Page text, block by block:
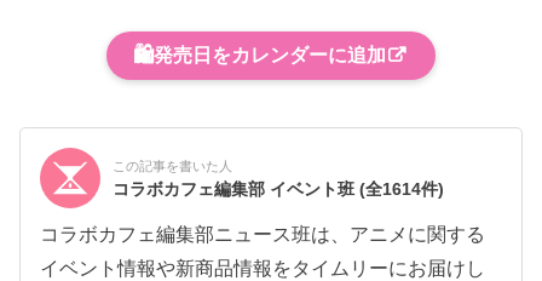
🛍️発売日をカレンダーに追加
この記事を書いた人
コラボカフェ編集部 イベント班(全1614件)
コラボカフェ編集部ニュース班は、アニメに関する
イベント情報や新商品情報をタイムリーにお届けし